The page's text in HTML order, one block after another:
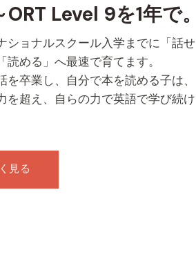
Level 9を1年で。
ショナルスクール入学までに「話せ
読める」へ最速で育てます。
を卒業し、自分で本を読める子は、
を超え、自らの力で英語で学び続け
見る